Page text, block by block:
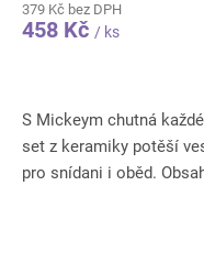
379 Kč bez DPH
458 Kč / ks
S Mickeym chutná
set z keramiky potěší
pro snídani i oběd.